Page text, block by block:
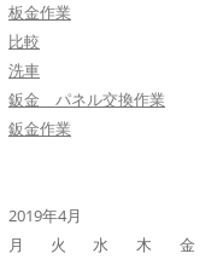
板金作業
比較
洗車
鈑金 パネル交換作業
鈑金作業
2019年4月
月
火 水 木 金